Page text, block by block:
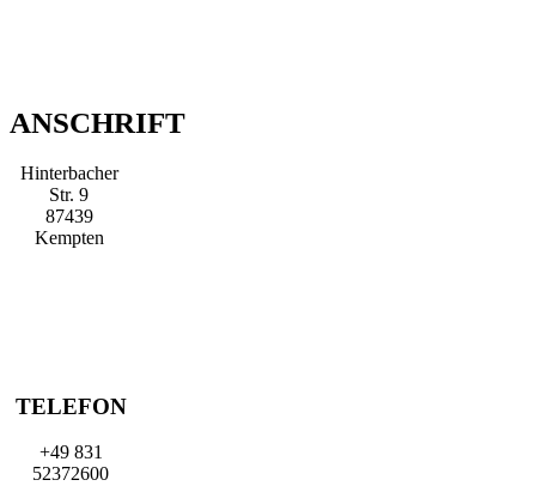
ANSCHRIFT
Hinterbacher
Str. 9
87439
Kempten
TELEFON
+49 831
52372600